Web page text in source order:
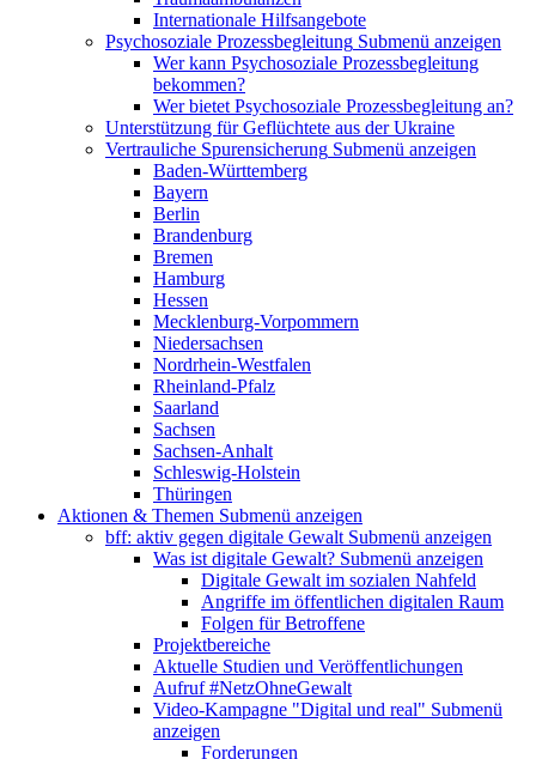
Internationale Hilfsangebote
Psychosoziale Prozessbegleitung Submenü anzeigen
Wer kann Psychosoziale Prozessbegleitung
bekommen?
Wer bietet Psychosoziale Prozessbegleitung an?
Unterstützung für Geflüchtete aus der Ukraine
Vertrauliche Spurensicherung Submenü anzeigen
Baden-Württemberg
Bayern
Berlin
Brandenburg
Bremen
Hamburg
Hessen
Mecklenburg-Vorpommern
Niedersachsen
Nordrhein-Westfalen
Rheinland-Pfalz
Saarland
Sachsen
Sachsen-Anhalt
Schleswig-Holstein
Thüringen
Aktionen & Themen Submenü anzeigen
bff: aktiv gegen digitale Gewalt Submenü anzeigen
Was ist digitale Gewalt? Submenü anzeigen
Digitale Gewalt im sozialen Nahfeld
Angriffe im öffentlichen digitalen Raum
Folgen für Betroffene
Projektbereiche
Aktuelle Studien und Veröffentlichungen
Aufruf #NetzOhneGewalt
Video-Kampagne "Digital und real" Submenü
anzeigen
Forderungen